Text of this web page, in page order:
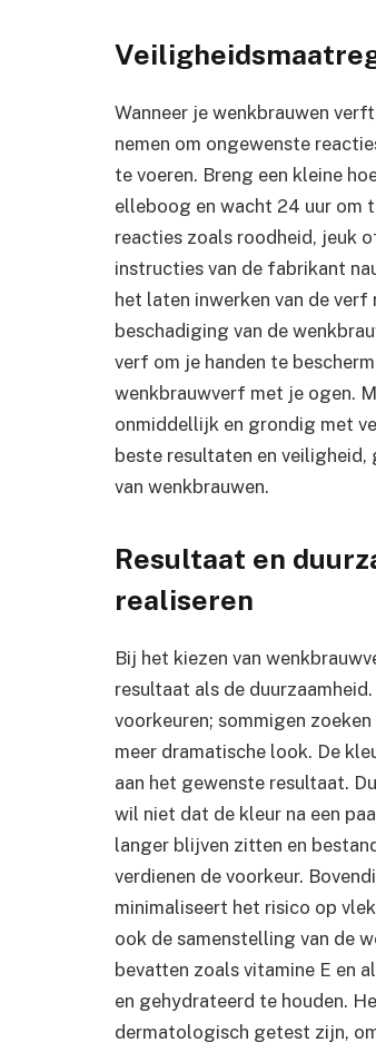
Wanneer je wenkbrauwen
nemen om ongewenste
te voeren. Breng een kleine
elleboog en wacht 24 uur om
reacties zoals roodheid, jeuk
instructies van de fabrikant
het laten inwerken van de
beschadiging van de
verf om je handen te
wenkbrauwverf met je ogen.
onmiddellijk en grondig met
beste resultaten en
van wenkbrauwen.
Resultaat en
realiseren
Bij het kiezen van
resultaat als de
voorkeuren; sommigen
meer dramatische look. De
aan het gewenste resultaat.
wil niet dat de kleur na een
langer blijven zitten en
verdienen de voorkeur.
minimaliseert het risico op
ook de samenstelling van de
bevatten zoals vitamine E en
en gehydrateerd te houden.
dermatologisch getest zijn,